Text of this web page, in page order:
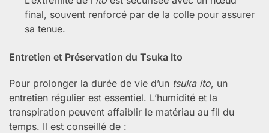
final, souvent renforcé par de la colle pour assurer
sa tenue.
Entretien et Préservation du Tsuka Ito
Pour prolonger la durée de vie d’un tsuka ito, un
entretien régulier est essentiel. L’humidité et la
transpiration peuvent affaiblir le matériau au fil du
temps. Il est conseillé de :